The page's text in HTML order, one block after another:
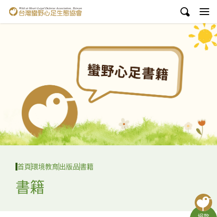
台灣蠻野心足生態協會
白海豚媽祖宮
支持蠻野
English
臉書
YouTube
首頁環境教育出版品書籍
書籍